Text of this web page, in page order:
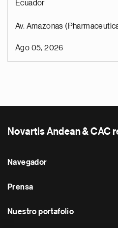
Ecuador
Av. Amazonas
Ago 05, 2026
Novartis Andean & CAC
Navegador
Prensa
Nuestro portafolio